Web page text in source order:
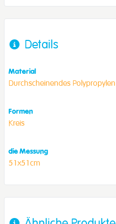
Details
Material
Durchscheinendes Polypropylen
Formen
Kreis
die Messung
51x51cm